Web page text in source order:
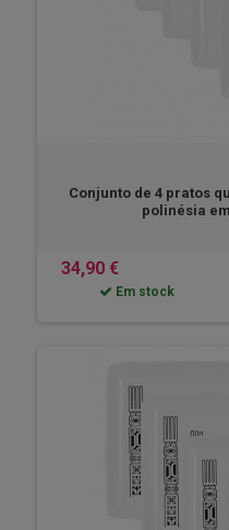
Conjunto de 4 pratos
polinésia
34,90 €
Em stock